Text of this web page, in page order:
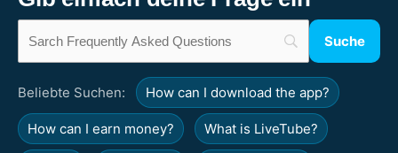
Beliebte Suchen: How can I download the app?
How can I earn money? What is LiveTube?